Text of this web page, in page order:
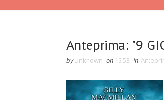
Anteprima: "9
by Unknown on 16:53 in